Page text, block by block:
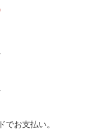
お支払い。